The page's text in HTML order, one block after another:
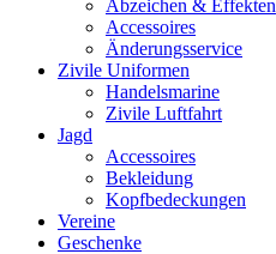
Abzeichen & Effekten
Accessoires
Änderungsservice
Zivile Uniformen
Handelsmarine
Zivile Luftfahrt
Jagd
Accessoires
Bekleidung
Kopfbedeckungen
Vereine
Geschenke